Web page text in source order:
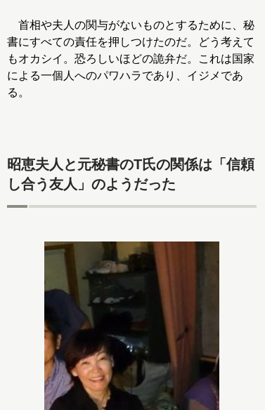
首相や夫人の関与がないものとするために、秘
書にすべての責任を押しつけたのだ。どう考えて
もオカシイ。恐ろしいほどの詭弁だ。これは国家
による一個人へのパワハラであり、イジメであ
る。
昭恵夫人と元秘書のT氏の関係は「信頼
し合う友人」のようだった